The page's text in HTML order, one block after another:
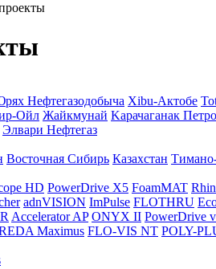
Нефтегазодобыча Xibu-Актобе
Ойл Жайкмунай Kарачаганак
Элвари Нефтегаз
Восточная Сибирь Казахстан
HD PowerDrive X5 FoamMAT
adnVISION ImPulse FLOTHRU
Accelerator AP ONYX II PowerDrive
Maximus FLO-VIS NT POLY-